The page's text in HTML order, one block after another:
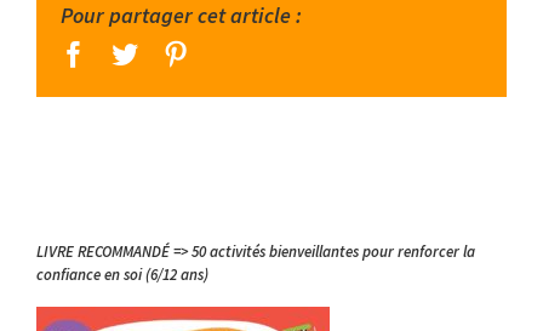
Pour partager cet article :
facebook
twitter
LIVRE RECOMMANDÉ => 50 activités bienveillantes pour renforcer la
confiance en soi (6/12 ans)